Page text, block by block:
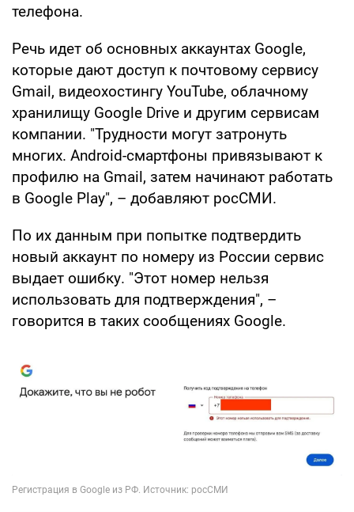
телефона.
Речь идет об основных аккаунтах Google,
которые дают доступ к почтовому сервису
Gmail, видеохостингу YouTube, облачному
хранилищу Google Drive и другим сервисам
компании. "Трудности могут затронуть
многих. Android-смартфоны привязывают к
профилю на Gmail, затем начинают работать
в Google Play", – добавляют росСМИ.
По их данным при попытке подтвердить
новый аккаунт по номеру из России сервис
выдает ошибку. "Этот номер нельзя
использовать для подтверждения", –
говорится в таких сообщениях Google.